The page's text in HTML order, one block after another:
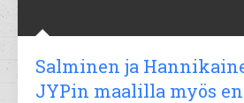
Salminen ja
JYPin maalilla myös